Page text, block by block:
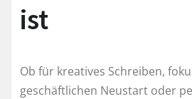
ist
Ob für kreatives Schreiben,
geschäftlichen Neustart oder